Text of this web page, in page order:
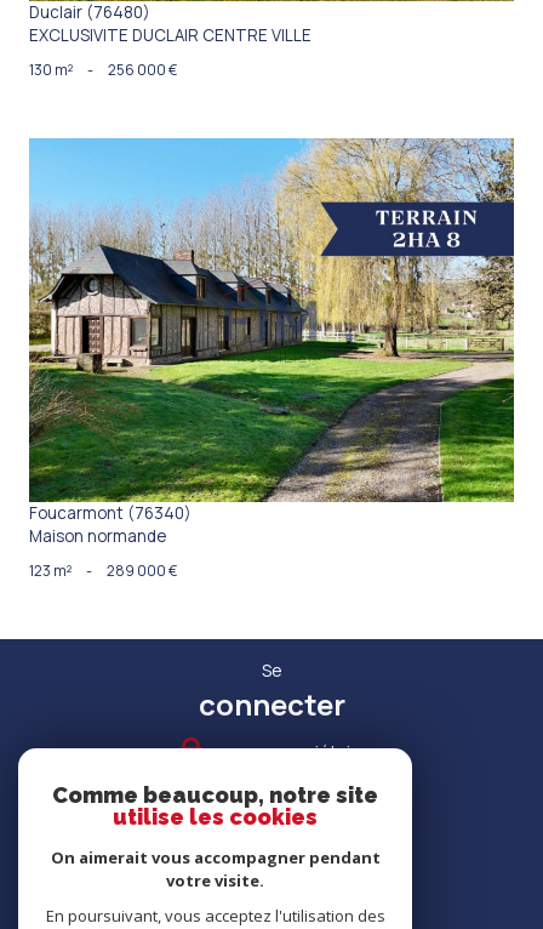
Duclair (76480)
EXCLUSIVITE DUCLAIR CENTRE VILLE
130 m² - 256 000 €
VOIR LE BIEN
Foucarmont (76340)
Maison normande
123 m² - 289 000 €
Se
connecter
espace propriétaire
Comme beaucoup, notre site
utilise les cookies
On aimerait vous accompagner pendant
votre visite.
En poursuivant, vous acceptez l'utilisation des